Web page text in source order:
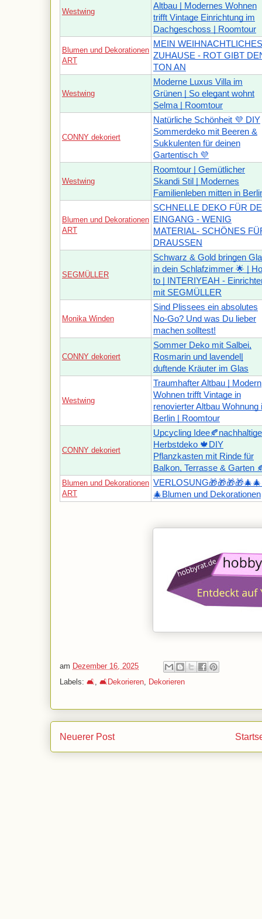
Westwing
Altbau | Modernes Wohnen
trifft Vintage Einrichtung im
Dachgeschoss | Roomtour
Blumen und Dekorationen
ART
MEIN WEIHNACHTLICHES
ZUHAUSE - ROT GIBT
TON AN
Westwing
Moderne Luxus Villa im
Grünen | So elegant wohnt
Selma | Roomtour
CONNY dekoriert
Natürliche Schönheit 💜 DIY
Sommerdeko mit Beeren &
Sukkulenten für deinen
Gartentisch 💜
Westwing
Roomtour | Gemütlicher
Skandi Stil | Modernes
Familienleben mitten in
Blumen und Dekorationen
ART
SCHNELLE DEKO FÜR
EINGANG - WENIG
MATERIAL- SCHÖNES
DRAUSSEN
SEGMÜLLER
Schwarz & Gold bringen
in dein Schlafzimmer 🌟 |
to | INTERIYEAH -
mit SEGMÜLLER
Monika Winden
Sind Plissees ein absolutes
No-Go? Und was Du lieber
machen solltest!
CONNY dekoriert
Sommer Deko mit Salbei,
Rosmarin und lavendel|
duftende Kräuter im Glas
Westwing
Traumhafter Altbau | Modern
Wohnen trifft Vintage in
renovierter Altbau Wohnung
Berlin | Roomtour
CONNY dekoriert
Upcycling Idee🍂nachhaltige
Herbstdeko 🍁DIY
Pflanzkasten mit Rinde für
Balkon, Terrasse & Garten
Blumen und Dekorationen
ART
🎄Blumen und Dekorationen
am Dezember 16, 2025
Labels: 🛋️ 🛋️Dekorieren Dekorieren
Neuerer Post